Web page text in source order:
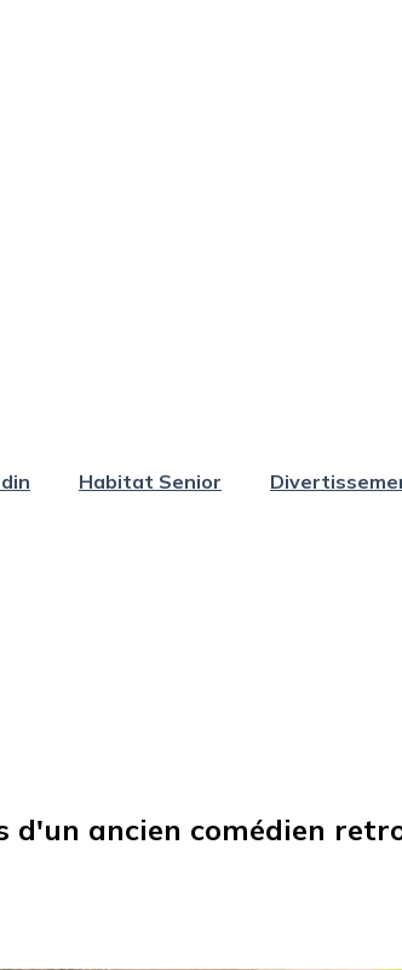
Habitat Senior
d'un ancien comédien